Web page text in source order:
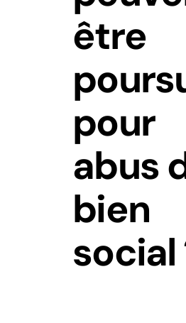
être
pour
abus
bien
social